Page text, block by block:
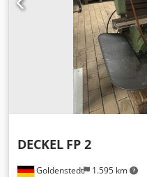
Goldenstedt 1.595 km
DECKEL FP 2